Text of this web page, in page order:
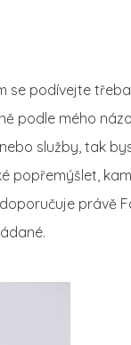
se podívejte
podle mého
služby, tak
právě